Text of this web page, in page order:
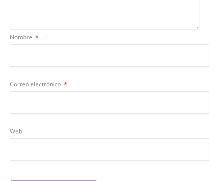
Nombre *
Correo electrónico *
Web